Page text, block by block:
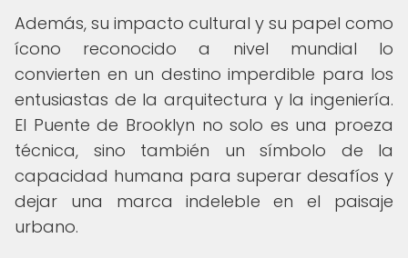
Además, su impacto cultural y su papel como
ícono reconocido a nivel mundial lo
convierten en un destino imperdible para los
entusiastas de la arquitectura y la ingeniería.
El Puente de Brooklyn no solo es una proeza
técnica, sino también un símbolo de la
capacidad humana para superar desafíos y
dejar una marca indeleble en el paisaje
urbano.